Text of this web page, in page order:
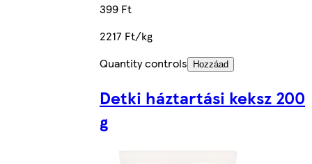
399 Ft
2217 Ft/kg
Quantity controls
Hozzáad
Detki háztartási keksz 200
g